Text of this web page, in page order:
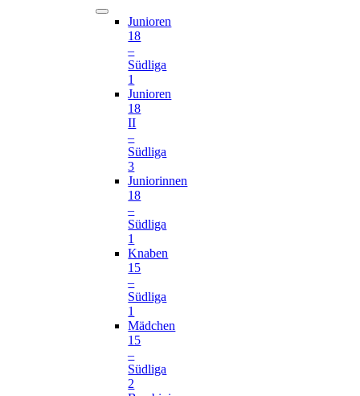
Junioren
18
–
Südliga
1
Junioren
18
II
–
Südliga
3
Juniorinnen
18
–
Südliga
1
Knaben
15
–
Südliga
1
Mädchen
15
–
Südliga
2